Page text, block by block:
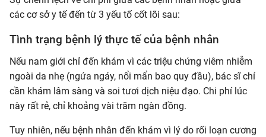
các cơ sở y tế đến từ 3 yếu tố cốt lõi sau:
Tình trạng bệnh lý thực tế của bệnh nhân
Nếu nam giới chỉ đến khám vì các triệu chứng viêm nhiễm
ngoài da nhẹ (ngứa ngáy, nổi mẩn bao quy đầu), bác sĩ chỉ
cần khám lâm sàng và soi tươi dịch niệu đạo. Chi phí lúc
này rất rẻ, chỉ khoảng vài trăm ngàn đồng.
Tuy nhiên, nếu bệnh nhân đến khám vì lý do rối loạn cương